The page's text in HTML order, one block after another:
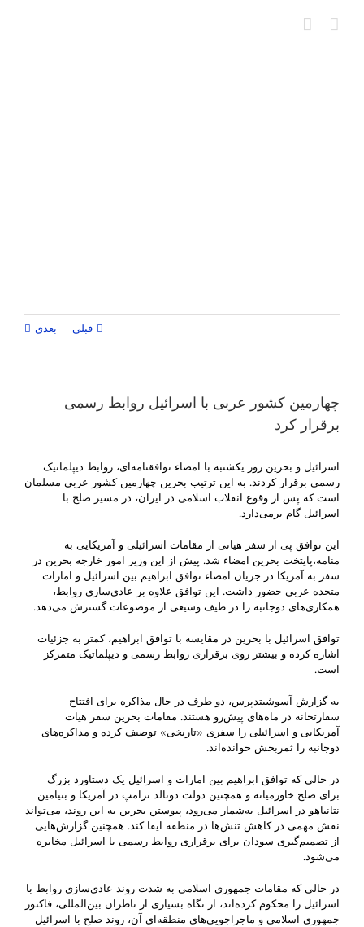
قبلی بعدی
چهارمین کشور عربی با اسرائیل روابط رسمی
برقرار کرد
اسرائیل و بحرین روز یکشنبه با امضاء توافقنامه‌ای، روابط دیپلماتیک
رسمی برقرار کردند. به این ترتیب بحرین چهارمین کشور عربی مسلمان
است که پس از وقوع انقلاب اسلامی در ایران، در مسیر صلح با
اسرائیل گام برمی‌دارد.
این توافق پی از سفر هیاتی از مقامات اسرائیلی و آمریکایی به
منامه،‌پایتخت بحرین امضاء شد. پیش از این وزیر امور خارجه بحرین در
سفر به آمریکا در جریان امضاء توافق ابراهیم بین اسرائیل و امارات
متحده عربی حضور داشت. این توافق علاوه بر عادی‌سازی روابط،
همکاری‌های دوجانبه را در طیف وسیعی از موضوعات گسترش می‌دهد.
توافق اسرائیل با بحرین در مقایسه با توافق ابراهیم، کمتر به جزئیات
اشاره کرده و بیشتر روی برقراری روابط رسمی و دیپلماتیک متمرکز
است.
به گزارش آسوشیتدپرس، دو طرف در حال مذاکره برای افتتاح
سفارتخانه در ماه‌های پیش‌رو هستند. مقامات بحرین سفر هیات
آمریکایی و اسرائیلی را سفری «تاریخی» توصیف کرده و مذاکره‌های
دوجانبه را ثمربخش خوانده‌اند.
در حالی که توافق ابراهیم بین امارات و اسرائیل یک دستاورد بزرگ
برای صلح خاورمیانه و همچنین دولت دونالد ترامپ در آمریکا و بنیامین
نتانیاهو در اسرائیل به‌شمار می‌رود، پیوستن بحرین به این روند،‌ می‌تواند
نقش مهمی در کاهش تنش‌ها در منطقه ایفا کند. همچنین گزارش‌هایی
از تصمیم‌گیری سودان برای برقراری روابط رسمی با اسرائیل مخابره
می‌شود.
در حالی که مقامات جمهوری اسلامی به شدت روند عادی‌سازی روابط با
اسرائیل را محکوم کرده‌اند، از نگاه بسیاری از ناظران بین‌المللی، فاکتور
جمهوری اسلامی و ماجراجویی‌های منطقه‌ای آن، روند صلح با اسرائیل